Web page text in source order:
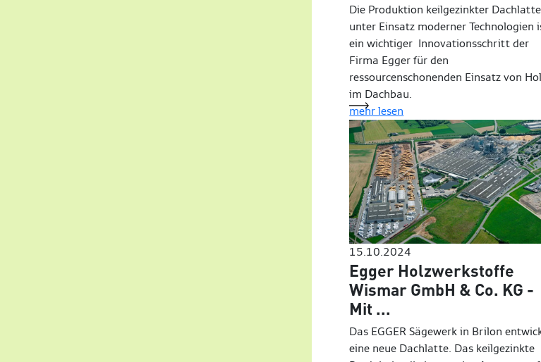
Die Produktion keilgezinkter
unter Einsatz moderner Technologien
ein wichtiger Innovationsschritt der
Firma Egger für den
ressourcenschonenden Einsatz von
im Dachbau.
mehr lesen
15.10.2024
Egger Holzwerkstoffe
Wismar GmbH & Co. KG -
Mit ...
Das EGGER Sägewerk in Brilon
eine neue Dachlatte. Das keilgezinkte